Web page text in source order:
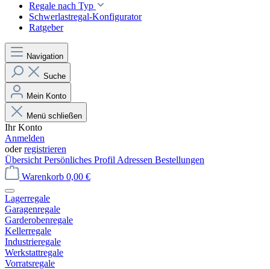
Regale nach Typ
Schwerlastregal-Konfigurator
Ratgeber
Navigation
Suche
Mein Konto
Menü schließen
Ihr Konto
Anmelden
oderregistrieren
Übersicht Persönliches Profil Adressen Bestellungen
Warenkorb 0,00 €
Lagerregale
Garagenregale
Garderobenregale
Kellerregale
Industrieregale
Werkstattregale
Vorratsregale